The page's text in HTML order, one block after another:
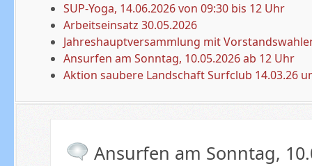
SUP-Yoga, 14.06.2026 von 09:30 bis 12 Uhr
Arbeitseinsatz 30.05.2026
Jahreshauptversammlung mit
Ansurfen am Sonntag, 10.05.2026 ab 12 Uhr
Aktion saubere Landschaft Surfclub 14.03.26
Ansurfen am Sonntag,